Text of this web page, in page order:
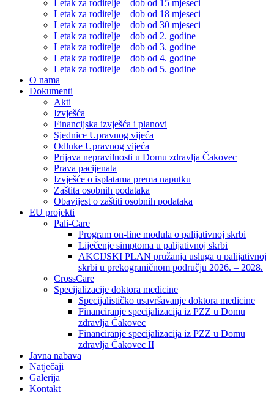
Letak za roditelje – dob od 15 mjeseci
Letak za roditelje – dob od 18 mjeseci
Letak za roditelje – dob od 30 mjeseci
Letak za roditelje – dob od 2. godine
Letak za roditelje – dob od 3. godine
Letak za roditelje – dob od 4. godine
Letak za roditelje – dob od 5. godine
O nama
Dokumenti
Akti
Izvješća
Financijska izvješća i planovi
Sjednice Upravnog vijeća
Odluke Upravnog vijeća
Prijava nepravilnosti u Domu zdravlja Čakovec
Prava pacijenata
Izvješće o isplatama prema naputku
Zaštita osobnih podataka
Obavijest o zaštiti osobnih podataka
EU projekti
Pali-Care
Program on-line modula o palijativnoj skrbi
Liječenje simptoma u palijativnoj skrbi
AKCIJSKI PLAN pružanja usluga u palijativnoj
skrbi u prekograničnom području 2026. – 2028.
CrossCare
Specijalizacije doktora medicine
Specijalističko usavršavanje doktora medicine
Financiranje specijalizacija iz PZZ u Domu
zdravlja Čakovec
Financiranje specijalizacija iz PZZ u Domu
zdravlja Čakovec II
Javna nabava
Natječaji
Galerija
Kontakt